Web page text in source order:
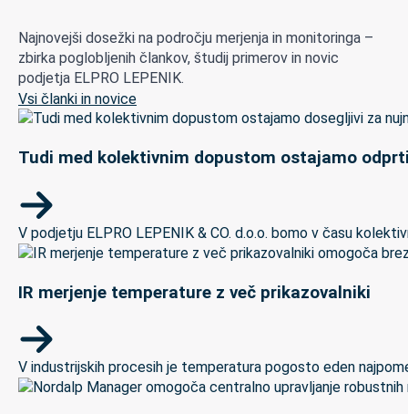
Najnovejši dosežki na področju merjenja in monitoringa –
zbirka poglobljenih člankov, študij primerov in novic
podjetja ELPRO LEPENIK.
Vsi članki in novice
Tudi med kolektivnim dopustom ostajamo
V podjetju ELPRO LEPENIK & CO. d.o.o. bomo v času
IR merjenje temperature z več prikazovalniki
V industrijskih procesih je temperatura pogosto eden